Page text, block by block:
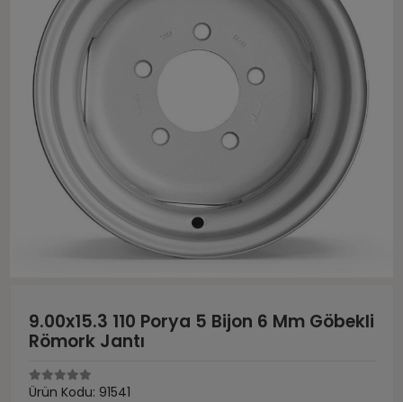
9.00x15.3 110 Porya 5 Bijon 6 Mm Göbekli
Römork Jantı
Ürün Kodu: 91541